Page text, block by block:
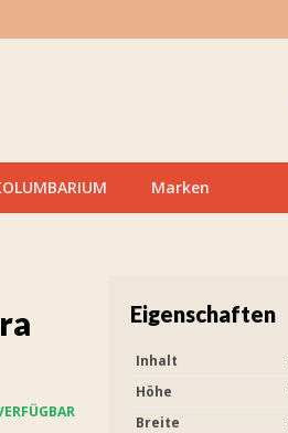
Marken
Eigenschaften
Inhalt
Höhe
Breite